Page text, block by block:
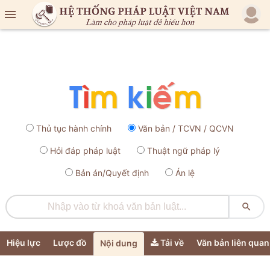

Thủ tục hành chính Văn bản / TCVN / QCVN
Hỏi đáp pháp luật Thuật ngữ pháp lý
Bản án/Quyết định Án lệ

Hiệu lực Lược đồ Nội dung Tải về Văn bản liên quan